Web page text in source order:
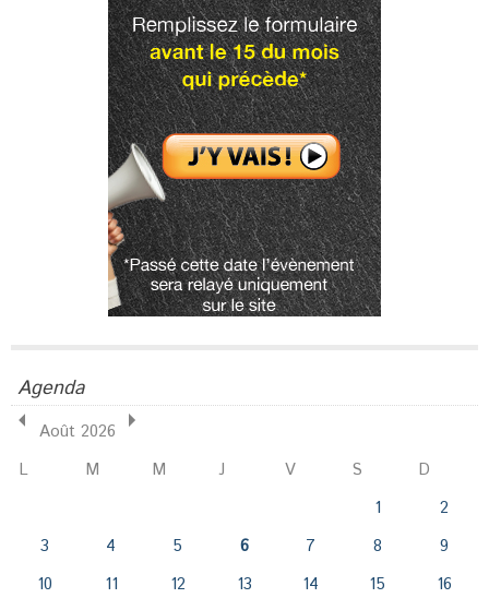
Agenda
Août 2026
L
M M J V S
D
1
2
3
4 5 6 7 8
9
10
11 12 13 14 15
16